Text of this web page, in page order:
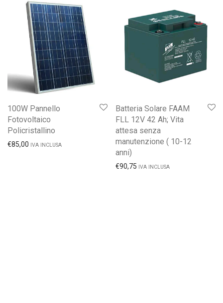
100W Pannello
Fotovoltaico
Policristallino
€85,00 IVA INCLUSA
Batteria Solare FAAM
FLL 12V 42 Ah; Vita
attesa senza
manutenzione ( 10-12
anni)
€90,75 IVA INCLUSA